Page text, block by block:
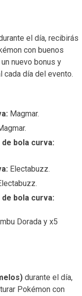
el día, recibirás
con buenos
nuevo bonus y
cada día del evento.
Magmar.
bola curva:
Electabuzz.
bola curva:
Dorada y x5
durante el día,
Pokémon con